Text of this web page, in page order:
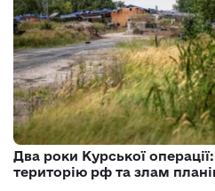
Два роки Курської
територію рф та злам